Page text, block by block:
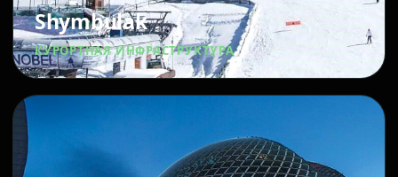
Shymbulak
КУРОРТНАЯ ИНФРАСТРУКТУРА